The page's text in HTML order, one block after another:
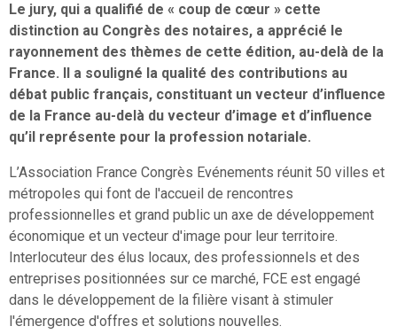
Le jury, qui a qualifié de « coup de cœur » cette
distinction au Congrès des notaires, a apprécié le
rayonnement des thèmes de cette édition, au-delà de la
France. Il a souligné la qualité des contributions au
débat public français, constituant un vecteur d’influence
de la France au-delà du vecteur d’image et d’influence
qu’il représente pour la profession notariale.
L’Association France Congrès Evénements réunit 50 villes et
métropoles qui font de l'accueil de rencontres
professionnelles et grand public un axe de développement
économique et un vecteur d'image pour leur territoire.
Interlocuteur des élus locaux, des professionnels et des
entreprises positionnées sur ce marché, FCE est engagé
dans le développement de la filière visant à stimuler
l'émergence d'offres et solutions nouvelles.